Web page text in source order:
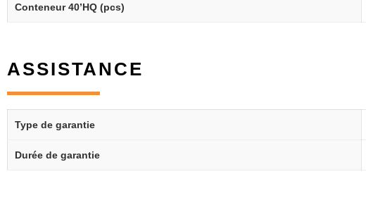
Conteneur 40’HQ (pcs)
ASSISTANCE
Type de garantie
Durée de garantie